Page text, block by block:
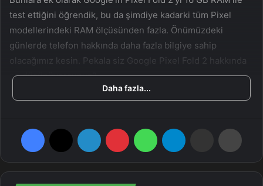
test ettiğini öğrendik, bu da şimdiye kadarki tüm Pixel
modellerindeki RAM ölçüsünden fazla. Önümüzdeki
günlerde telefon hakkında daha fazla bilgiye sahip
olacağımız kesin. Pekala siz Google Pixel Fold 2 hakkında
ne düşünüyorsunuz?
Daha fazla...